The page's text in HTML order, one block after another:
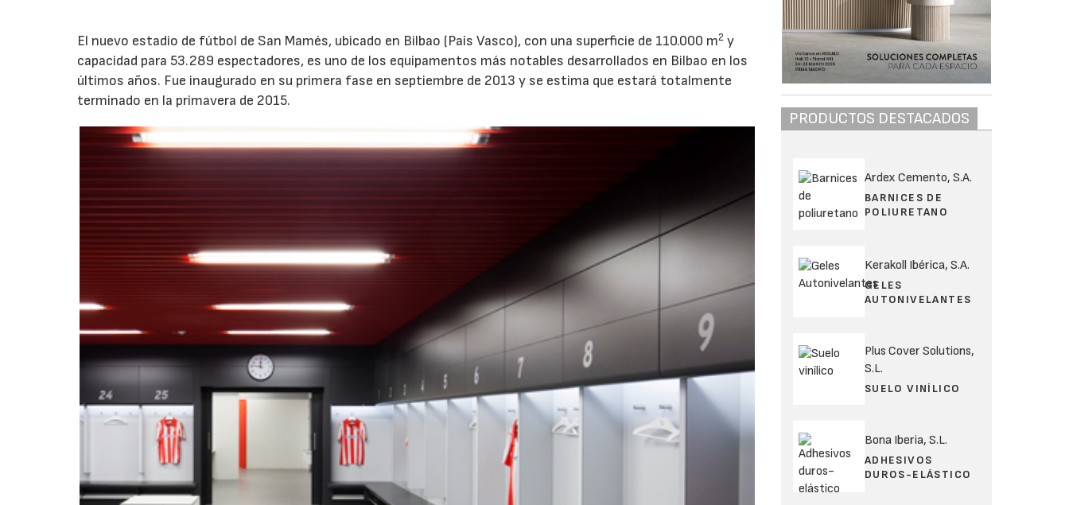
El nuevo estadio de fútbol de San Mamés, ubicado en Bilbao (País Vasco), con una superficie de 110.000 m2 y
capacidad para 53.289 espectadores, es uno de los equipamentos más notables desarrollados en Bilbao en los
últimos años. Fue inaugurado en su primera fase en septiembre de 2013 y se estima que estará totalmente
terminado en la primavera de 2015.
PRODUCTOS DESTACADOS
Ardex Cemento, S.A.
BARNICES DE
POLIURETANO
Kerakoll Ibérica, S.A.
GELES
AUTONIVELANTES
Plus Cover Solutions,
S.L.
SUELO VINÍLICO
Bona Iberia, S.L.
ADHESIVOS
DUROS-ELÁSTICO